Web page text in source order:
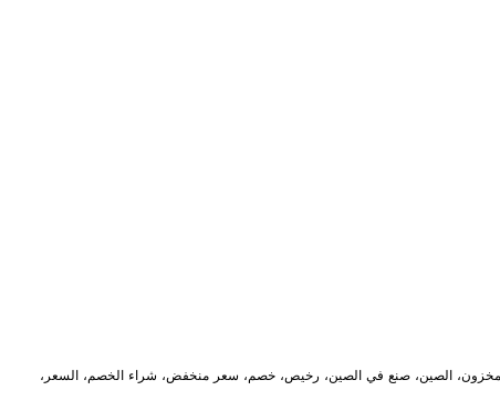
الصين، صنع في الصين، رخيص، خصم، سعر منخفض، شراء الخصم، السعر،